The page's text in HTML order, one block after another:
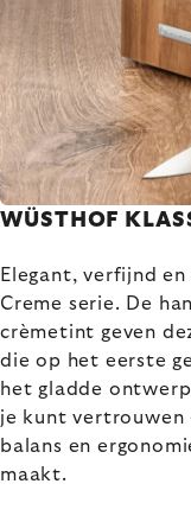
WÜSTHOF
Elegant, verfijnd
Creme serie. De
crèmetint geven
die op het eerste
het gladde
je kunt vertrouwen
balans en
maakt.